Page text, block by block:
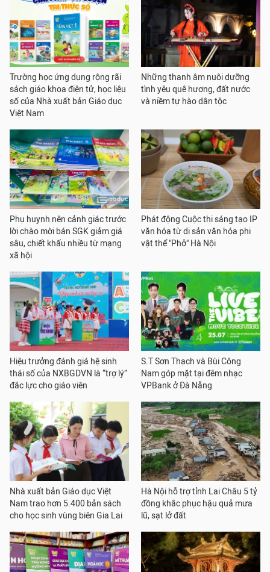
Trường học ứng dụng rộng rãi
sách giáo khoa điện tử, học liệu
số của Nhà xuất bản Giáo dục
Việt Nam
Những thanh âm nuôi dưỡng
tình yêu quê hương, đất nước
và niềm tự hào dân tộc
Phụ huynh nên cảnh giác trước
lời chào mời bán SGK giảm giá
sâu, chiết khấu nhiều từ mạng
xã hội
Phát động Cuộc thi sáng tạo IP
văn hóa từ di sản văn hóa phi
vật thể "Phở" Hà Nội
Hiệu trưởng đánh giá hệ sinh
thái số của NXBGDVN là “trợ lý”
đắc lực cho giáo viên
S.T Sơn Thạch và Bùi Công
Nam góp mặt tại đêm nhạc
VPBank ở Đà Nẵng
Nhà xuất bản Giáo dục Việt
Nam trao hơn 5.400 bản sách
cho học sinh vùng biên Gia Lai
Hà Nội hỗ trợ tỉnh Lai Châu 5 tỷ
đồng khắc phục hậu quả mưa
lũ, sạt lở đất